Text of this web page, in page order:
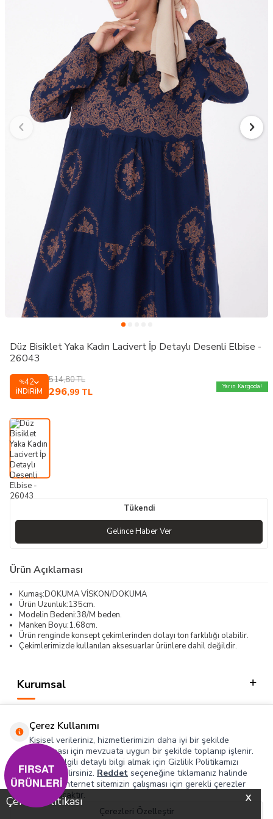
X
Çerez Politikası
Düz Bisiklet Yaka Kadın Lacivert İp Detaylı Desenli Elbise -
26043
%42
İNDIRIM
514,80TL
296,99 TL
Yarın Kargoda!
Tükendi
Gelince Haber Ver
Ürün Açıklaması
Kumaş:DOKUMA VİSKON/DOKUMA
Ürün Uzunluk:135cm.
Modelin Bedeni:38/M beden.
Manken Boyu:1.68cm.
Ürün renginde konsept çekimlerinden dolayı ton farklılığı olabilir.
Çekimlerimizde kullanılan aksesuarlar ürünlere dahil değildir.
Kurumsal
Hızlı Erişim
Sosyal
Adres & İletişim
Çerez Kullanımı
Kişisel verileriniz, hizmetlerimizin daha iyi bir şekilde
sunulması için mevzuata uygun bir şekilde toplanıp işlenir.
Konuyla ilgili detaylı bilgi almak için Gizlilik Politikamızı
inceleyebilirsiniz. Reddet seçeneğine tıklamanız halinde
yalnızca internet sitemizin çalışması için gerekli çerezler
kullanılacaktır.
Çerezleri Özelleştir
FIRSAT
ÜRÜNLERİ